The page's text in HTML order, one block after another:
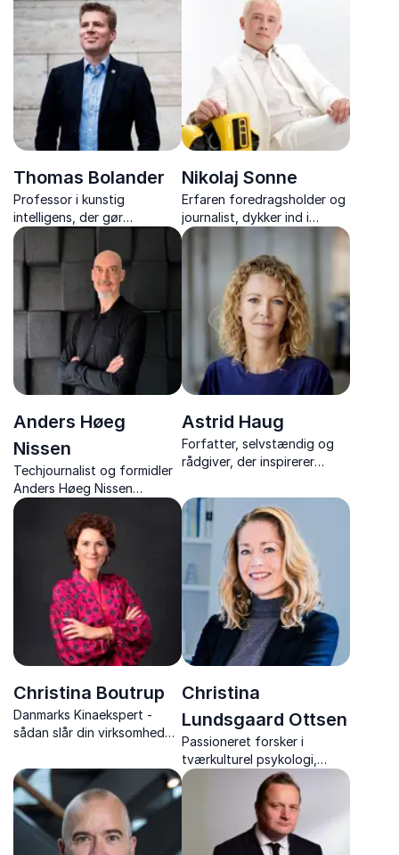
foredrag om cyberangreb,
IT-sikkerhed og digital
risikostyring.
belyser teknologiens
indflydelse på samfundet
og fremtidens udfordringer.
Thomas Bolander
Professor i kunstig
intelligens, der gør
fremtidens teknologi og
sociale AI-begreber
forståelige og nærværende.
Nikolaj Sonne
Erfaren foredragsholder og
journalist, dykker ind i
etikkens og fejlbarlighedens
komplekse verden inden for
teknologi.
Anders Høeg
Nissen
Techjournalist og formidler
Anders Høeg Nissen
udforsker teknologiens
udvikling, dens muligheder –
og de dilemmaer, den
Astrid Haug
Forfatter, selvstændig og
rådgiver, der inspirerer
sociale medier med
autenticitet og ansvar.
Christina Boutrup
Danmarks Kinaekspert -
sådan slår din virksomhed
Christina
Lundsgaard Ottsen
Passioneret forsker i
tværkulturel psykologi,
ekspert i biasbevidst
ledelse. Forfatter og
inspirerende lektor med en
dyb forståelse for
menneskers forskelligheder.